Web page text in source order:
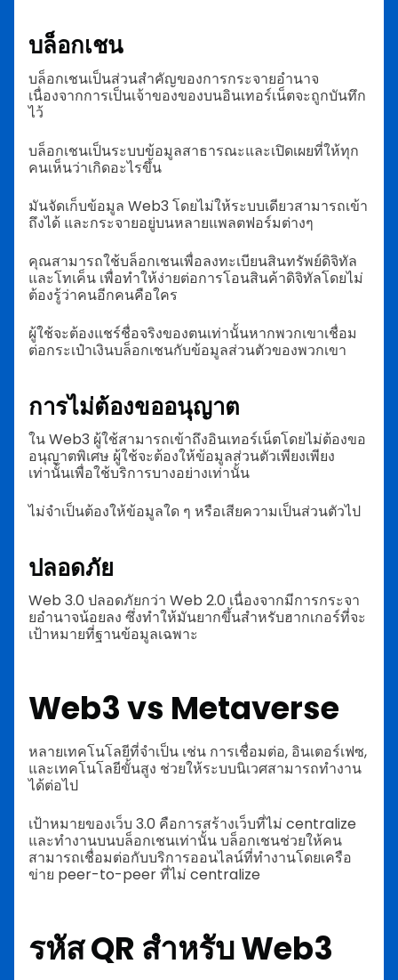
บล็อกเชน
บล็อกเชนเป็นส่วนสำคัญของการกระจายอำนาจ
เนื่องจากการเป็นเจ้าของของบนอินเทอร์เน็ตจะถูกบันทึก
ไว้
บล็อกเชนเป็นระบบข้อมูลสาธารณะและเปิดเผยที่ให้ทุก
คนเห็นว่าเกิดอะไรขึ้น
มันจัดเก็บข้อมูล Web3 โดยไม่ให้ระบบเดียวสามารถเข้า
ถึงได้ และกระจายอยู่บนหลายแพลตฟอร์มต่างๆ
คุณสามารถใช้บล็อกเชนเพื่อลงทะเบียนสินทรัพย์ดิจิทัล
และโทเค็น เพื่อทำให้ง่ายต่อการโอนสินค้าดิจิทัลโดยไม่
ต้องรู้ว่าคนอีกคนคือใคร
ผู้ใช้จะต้องแชร์ชื่อจริงของตนเท่านั้นหากพวกเขาเชื่อม
ต่อกระเป๋าเงินบล็อกเชนกับข้อมูลส่วนตัวของพวกเขา
การไม่ต้องขออนุญาต
ใน Web3 ผู้ใช้สามารถเข้าถึงอินเทอร์เน็ตโดยไม่ต้องขอ
อนุญาตพิเศษ ผู้ใช้จะต้องให้ข้อมูลส่วนตัวเพียงเพียง
เท่านั้นเพื่อใช้บริการบางอย่างเท่านั้น
ไม่จำเป็นต้องให้ข้อมูลใด ๆ หรือเสียความเป็นส่วนตัวไป
ปลอดภัย
Web 3.0 ปลอดภัยกว่า Web 2.0 เนื่องจากมีการกระจา
ยอำนาจน้อยลง ซึ่งทำให้มันยากขึ้นสำหรับฮากเกอร์ที่จะ
เป้าหมายที่ฐานข้อมูลเฉพาะ
Web3 vs Metaverse
หลายเทคโนโลยีที่จำเป็น เช่น การเชื่อมต่อ, อินเตอร์เฟซ,
และเทคโนโลยีขั้นสูง ช่วยให้ระบบนิเวศสามารถทำงาน
ได้ต่อไป
เป้าหมายของเว็บ 3.0 คือการสร้างเว็บที่ไม่ centralize
และทำงานบนบล็อกเชนเท่านั้น บล็อกเชนช่วยให้คน
สามารถเชื่อมต่อกับบริการออนไลน์ที่ทำงานโดยเครือ
ข่าย peer-to-peer ที่ไม่ centralize
รหัส QR สำหรับ Web3